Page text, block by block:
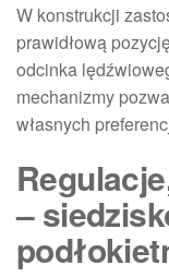
W konstrukcji
prawidłową
odcinka
mechanizmy
własnych
–